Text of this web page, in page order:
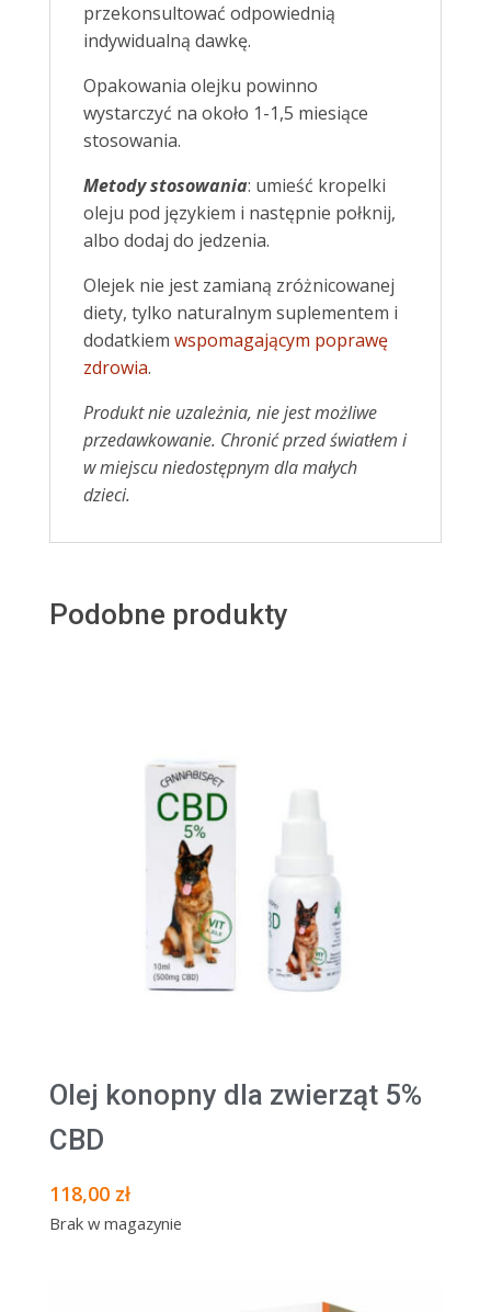
przekonsultować odpowiednią
indywidualną dawkę.
Opakowania olejku powinno
wystarczyć na około 1-1,5 miesiące
stosowania.
Metody stosowania: umieść kropelki
oleju pod językiem i następnie połknij,
albo dodaj do jedzenia.
Olejek nie jest zamianą zróżnicowanej
diety, tylko naturalnym suplementem i
dodatkiem wspomagającym poprawę
zdrowia.
Produkt nie uzależnia, nie jest możliwe
przedawkowanie. Chronić przed światłem i
w miejscu niedostępnym dla małych
dzieci.
Podobne produkty
Olej konopny dla zwierząt 5%
CBD
118,00 zł
Brak w magazynie